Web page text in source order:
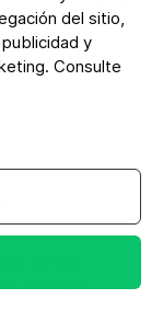
del sitio,
y
Consulte
de un sitio
una acción
de tus
a los